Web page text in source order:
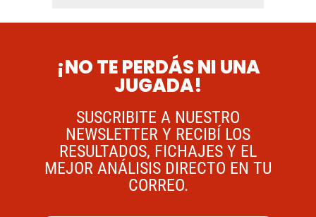
¡NO TE PERDÁS NI UNA
JUGADA!
SUSCRIBITE A NUESTRO
NEWSLETTER Y RECIBÍ LOS
RESULTADOS, FICHAJES Y EL
MEJOR ANÁLISIS DIRECTO EN TU
CORREO.